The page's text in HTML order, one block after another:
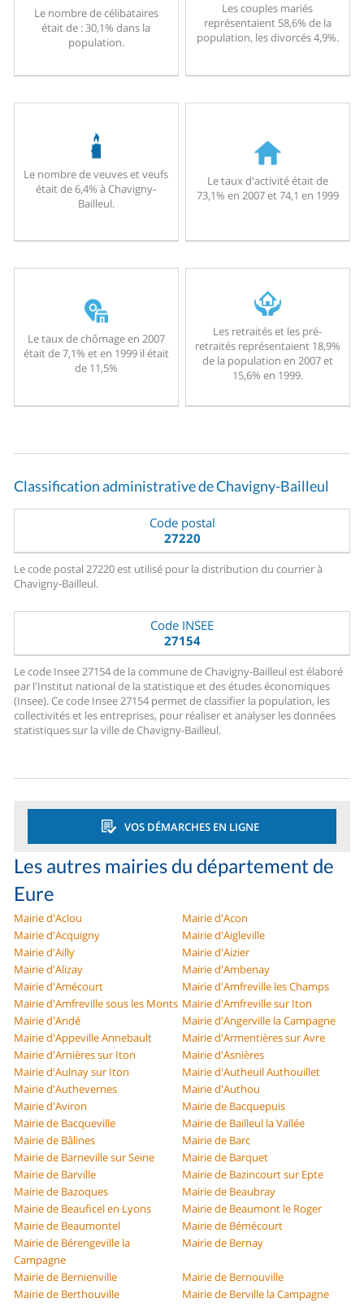
Le nombre de célibataires
était de : 30,1% dans la
population.
Les couples mariés
représentaient 58,6% de la
population, les divorcés 4,9%.
Le nombre de veuves et veufs
était de 6,4% à Chavigny-
Bailleul.
Le taux d'activité était de
73,1% en 2007 et 74,1 en 1999
Le taux de chômage en 2007
était de 7,1% et en 1999 il était
de 11,5%
Les retraités et les pré-
retraités représentaient 18,9%
de la population en 2007 et
15,6% en 1999.
Classification administrative de Chavigny-Bailleul
Code postal
27220
Le code postal 27220 est utilisé pour la distribution du courrier à
Chavigny-Bailleul.
Code INSEE
27154
Le code Insee 27154 de la commune de Chavigny-Bailleul est élaboré
par l'Institut national de la statistique et des études économiques
(Insee). Ce code Insee 27154 permet de classifier la population, les
collectivités et les entreprises, pour réaliser et analyser les données
statistiques sur la ville de Chavigny-Bailleul.
VOS DÉMARCHES EN LIGNE
Les autres mairies du département de
Eure
Mairie d'Aclou
Mairie d'Acon
Mairie d'Acquigny
Mairie d'Aigleville
Mairie d'Ailly
Mairie d'Aizier
Mairie d'Alizay
Mairie d'Ambenay
Mairie d'Amécourt
Mairie d'Amfreville les Champs
Mairie d'Amfreville sous les Monts Mairie d'Amfreville sur Iton
Mairie d'Andé
Mairie d'Angerville la Campagne
Mairie d'Appeville Annebault
Mairie d'Armentières sur Avre
Mairie d'Arnières sur Iton
Mairie d'Asnières
Mairie d'Aulnay sur Iton
Mairie d'Autheuil Authouillet
Mairie d'Authevernes
Mairie d'Authou
Mairie d'Aviron
Mairie de Bacquepuis
Mairie de Bacqueville
Mairie de Bailleul la Vallée
Mairie de Bâlines
Mairie de Barc
Mairie de Barneville sur Seine
Mairie de Barquet
Mairie de Barville
Mairie de Bazincourt sur Epte
Mairie de Bazoques
Mairie de Beaubray
Mairie de Beauficel en Lyons
Mairie de Beaumont le Roger
Mairie de Beaumontel
Mairie de Bémécourt
Mairie de Bérengeville la
Campagne
Mairie de Bernay
Mairie de Bernienville
Mairie de Bernouville
Mairie de Berthouville
Mairie de Berville la Campagne